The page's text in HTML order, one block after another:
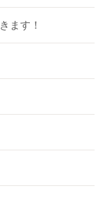
ます！